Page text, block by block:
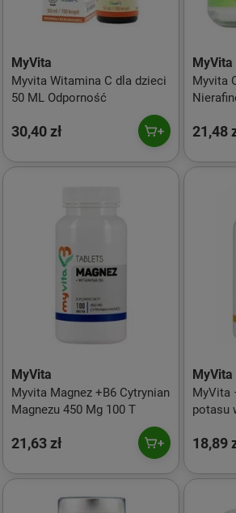
MyVita
Myvita Witamina C dla dzieci
50 ML Odporność
30,40 zł
MyVita
Myvita
21,48
MyVita
Myvita Magnez +B6 Cytrynian
Magnezu 450 Mg 100 T
21,63 zł
MyVita
MyVita
potasu
18,89